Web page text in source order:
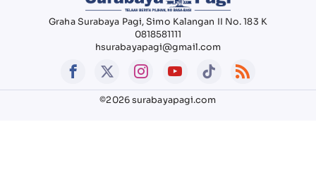
Graha Surabaya Pagi, Simo Kalangan II No. 183 K
0818581111
hsurabayapagi@gmail.com
©2026 surabayapagi.com